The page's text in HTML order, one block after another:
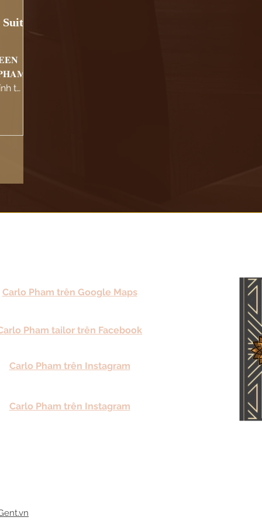
Suit
từ
Carlo Pham trên Google Maps
Pham tailor trên Facebook
Carlo Pham trên Instagram
Carlo Pham trên Instagram